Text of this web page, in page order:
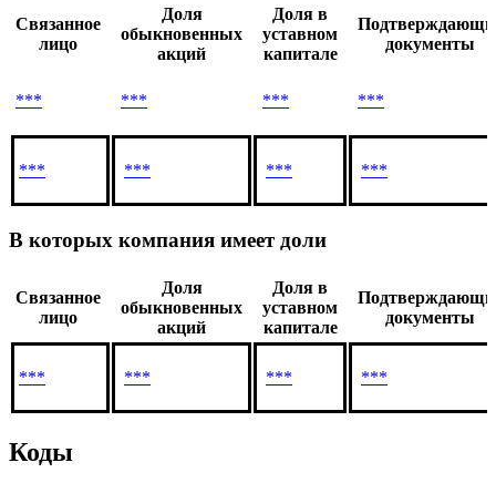
Связанное
лицо
Доля
обыкновенных
акций
Доля в
уставном
капитале
документы
*** *** *** ***
*** *** *** ***
В которых компания имеет доли
Связанное
лицо
Доля
обыкновенных
акций
Доля в
уставном
капитале
документы
*** *** *** ***
Коды